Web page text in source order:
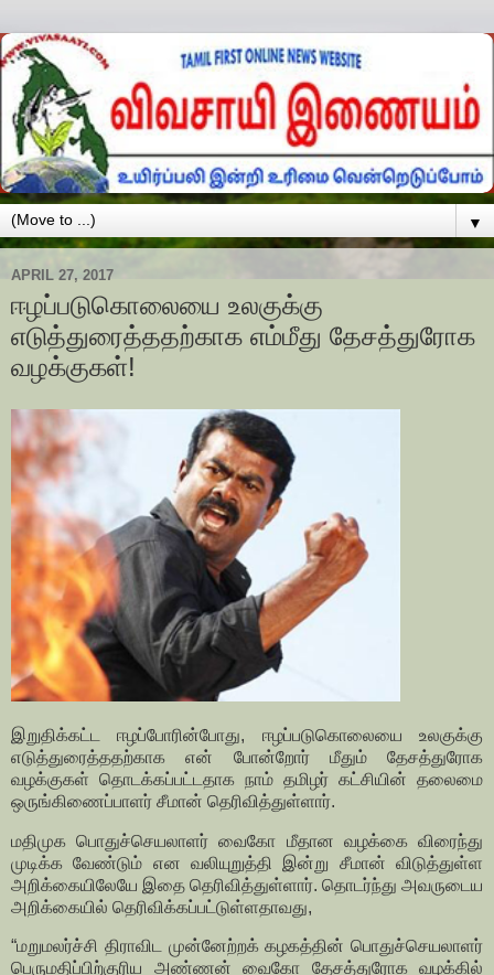
▼
APRIL 27, 2017
ஈழப்படுகொலையை உலகுக்கு
எடுத்துரைத்ததற்காக எம்மீது தேசத்துரோக
வழக்குகள்!
இறுதிக்கட்ட ஈழப்போரின்போது, ஈழப்படுகொலையை உலகுக்கு
எடுத்துரைத்ததற்காக என் போன்றோர் மீதும் தேசத்துரோக
வழக்குகள் தொடக்கப்பட்டதாக நாம் தமிழர் கட்சியின் தலைமை
ஒருங்கிணைப்பாளர் சீமான் தெரிவித்துள்ளார்.
மதிமுக பொதுச்செயலாளர் வைகோ மீதான வழக்கை விரைந்து
முடிக்க வேண்டும் என வலியுறுத்தி இன்று சீமான் விடுத்துள்ள
அறிக்கையிலேயே இதை தெரிவித்துள்ளார். தொடர்ந்து அவருடைய
அறிக்கையில் தெரிவிக்கப்பட்டுள்ளதாவது,
“மறுமலர்ச்சி திராவிட முன்னேற்றக் கழகத்தின் பொதுச்செயலாளர்
பெருமதிப்பிற்குரிய அண்ணன் வைகோ தேசத்துரோக வழக்கில்